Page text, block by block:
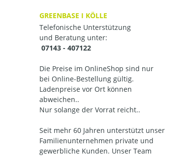
GREENBASE I KÖLLE
Telefonische Unterstützung
und Beratung unter:
07143 - 407122
Die Preise im OnlineShop sind nur
bei Online-Bestellung gültig.
Ladenpreise vor Ort können
abweichen..
Nur solange der Vorrat reicht..
Seit mehr 60 Jahren unterstützt unser
Familienunternehmen private und
gewerbliche Kunden. Unser Team